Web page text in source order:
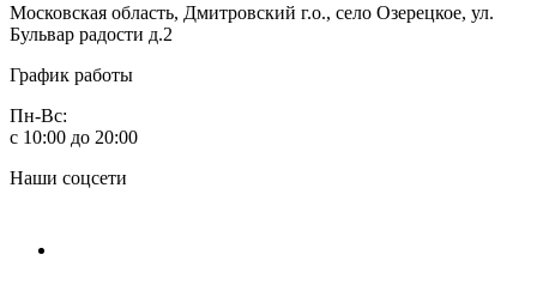
Московская область, Дмитровский г.о., село Озерецкое, ул.
Бульвар радости д.2
График работы
Пн-Вс:
с 10:00 до 20:00
Наши соцсети